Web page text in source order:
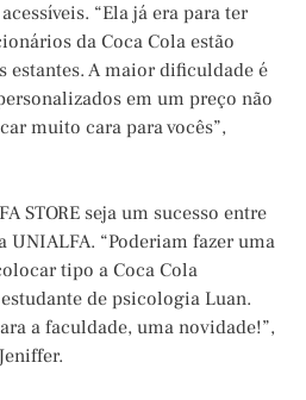
“Ela já era para ter
da Coca Cola estão
estantes. A maior dificuldade é
em um preço não
muito cara para vocês”,
STORE seja um sucesso entre
UNIALFA. “Poderiam fazer uma
tipo a Coca Cola
de psicologia Luan.
a faculdade, uma novidade!”,